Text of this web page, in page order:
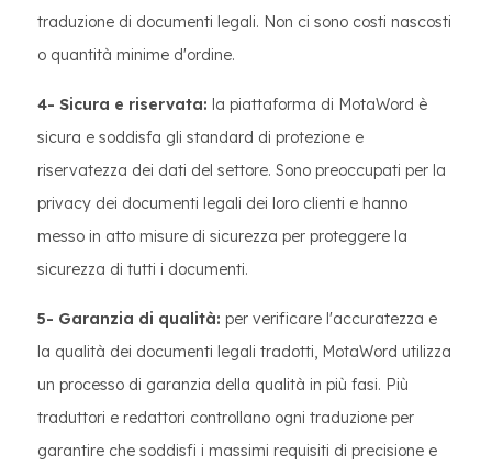
traduzione di documenti legali. Non ci sono costi nascosti
o quantità minime d'ordine.
4- Sicura e riservata: la piattaforma di MotaWord è
sicura e soddisfa gli standard di protezione e
riservatezza dei dati del settore. Sono preoccupati per la
privacy dei documenti legali dei loro clienti e hanno
messo in atto misure di sicurezza per proteggere la
sicurezza di tutti i documenti.
5- Garanzia di qualità: per verificare l'accuratezza e
la qualità dei documenti legali tradotti, MotaWord utilizza
un processo di garanzia della qualità in più fasi. Più
traduttori e redattori controllano ogni traduzione per
garantire che soddisfi i massimi requisiti di precisione e